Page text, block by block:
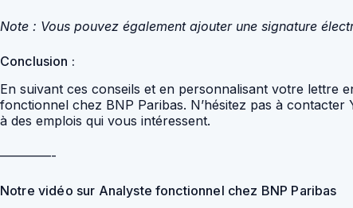
Note : Vous pouvez également ajouter une signature
Conclusion :
En suivant ces conseils et en personnalisant votre lettre
fonctionnel chez BNP Paribas. N’hésitez pas à
à des emplois qui vous intéressent.
————-
Notre vidéo sur Analyste fonctionnel chez BNP Paribas